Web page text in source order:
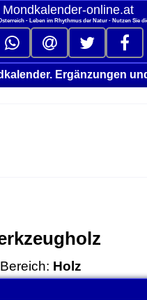
Mondkalender‑online.at
- Leben im Rhythmus der Natur - Nutzen Sie
Ergänzungen
Bereich: Holz